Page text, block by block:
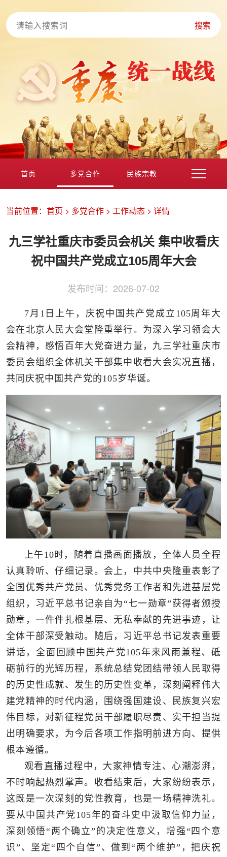
搜索
首页 多党合作 民族宗教
侨务工作 区县动态 统战历史文化
当前位置： 首页 > 多党合作 > 工作动态 > 详情
九三学社重庆市委员会机关 集中收看庆
祝中国共产党成立105周年大会
发布时间： 2026-07-02
7月1日上午，庆祝中国共产党成立105周年大
会在北京人民大会堂隆重举行。为深入学习领会大
会精神，感悟百年大党奋进力量，九三学社重庆市
委员会组织全体机关干部集中收看大会实况直播，
共同庆祝中国共产党的105岁华诞。
上午10时，随着直播画面播放，全体人员全程
认真聆听、仔细记录。会上，中共中央隆重表彰了
全国优秀共产党员、优秀党务工作者和先进基层党
组织，习近平总书记亲自为“七一勋章”获得者颁授
勋章，一件件扎根基层、无私奉献的先进事迹，让
全体干部深受触动。随后，习近平总书记发表重要
讲话，全面回顾中国共产党105年来风雨兼程、砥
砺前行的光辉历程，系统总结党团结带领人民取得
的历史性成就、发生的历史性变革，深刻阐释伟大
建党精神的时代内涵，围绕强国建设、民族复兴宏
伟目标，对新征程党员干部履职尽责、实干担当提
出明确要求，为今后各项工作指明前进方向、提供
根本遵循。
观看直播过程中，大家神情专注、心潮澎湃，
不时响起热烈掌声。收看结束后，大家纷纷表示，
这既是一次深刻的党性教育，也是一场精神洗礼。
要从中国共产党105年的奋斗史中汲取信仰力量，
深刻领悟“两个确立”的决定性意义，增强“四个意
识”、坚定“四个自信”、做到“两个维护”，把庆祝